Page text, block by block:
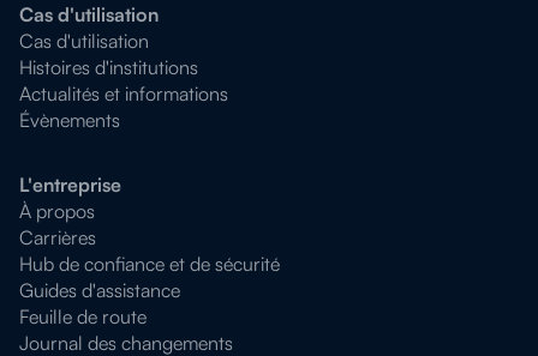
Cas d'utilisation
Cas d'utilisation
Histoires d'institutions
Actualités et informations
Évènements
L'entreprise
À propos
Carrières
Hub de confiance et de sécurité
Guides d'assistance
Feuille de route
Journal des changements